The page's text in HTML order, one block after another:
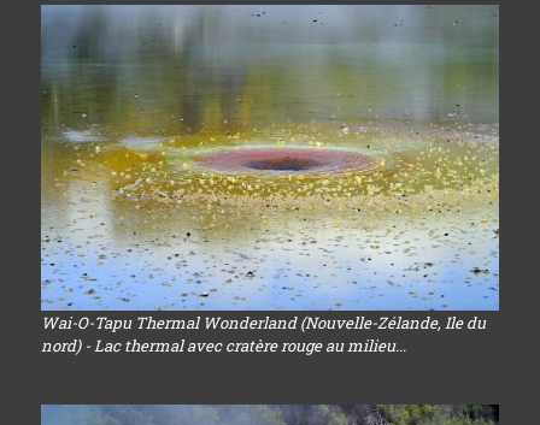
Wai-O-Tapu Thermal Wonderland (Nouvelle-Zélande, Ile du
nord) - Lac thermal avec cratère rouge au milieu...